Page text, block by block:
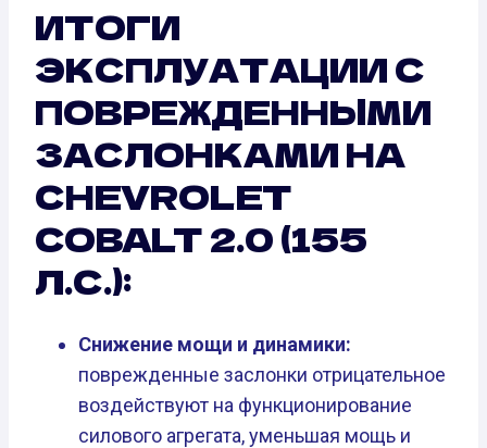
ИТОГИ
ЭКСПЛУАТАЦИИ С
ПОВРЕЖДЕННЫМИ
ЗАСЛОНКАМИ НА
CHEVROLET
COBALT 2.0 (155
Л.С.):
Снижение мощи и динамики:
поврежденные заслонки отрицательное
воздействуют на функционирование
силового агрегата, уменьшая мощь и